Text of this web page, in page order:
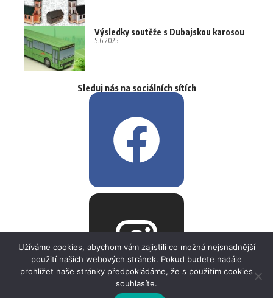
Výsledky soutěže s Dubajskou karosou
5.6.2025
Sleduj nás na sociálních sítích
Užíváme cookies, abychom vám zajistili co možná nejsnadnější
použití našich webových stránek. Pokud budete nadále
prohlížet naše stránky předpokládáme, že s použitím cookies
souhlasíte.